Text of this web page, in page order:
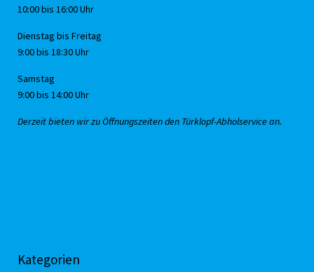
10:00 bis 16:00 Uhr
Dienstag bis Freitag
9:00 bis 18:30 Uhr
Samstag
9:00 bis 14:00 Uhr
Derzeit bieten wir zu Öffnungszeiten den Türklopf-Abholservice an.
Kategorien